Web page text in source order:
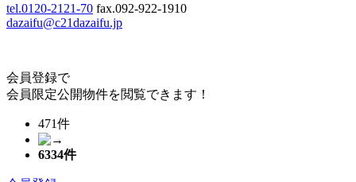
tel.0120-2121-70 fax.092-922-1910
dazaifu@c21dazaifu.jp
会員登録で
会員限定公開物件を閲覧できます！
471件
6334件